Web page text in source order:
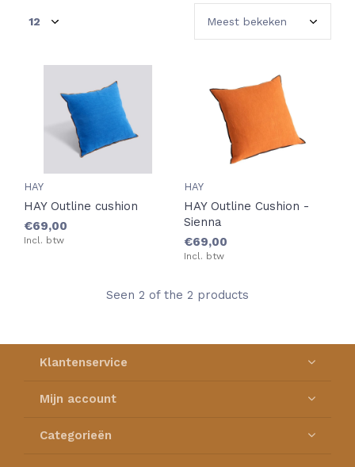
HAY
HAY Outline cushion
€69,00
Incl. btw
HAY
HAY Outline Cushion -
Sienna
€69,00
Incl. btw
Seen 2 of the 2 products
Klantenservice
Mijn account
Categorieën